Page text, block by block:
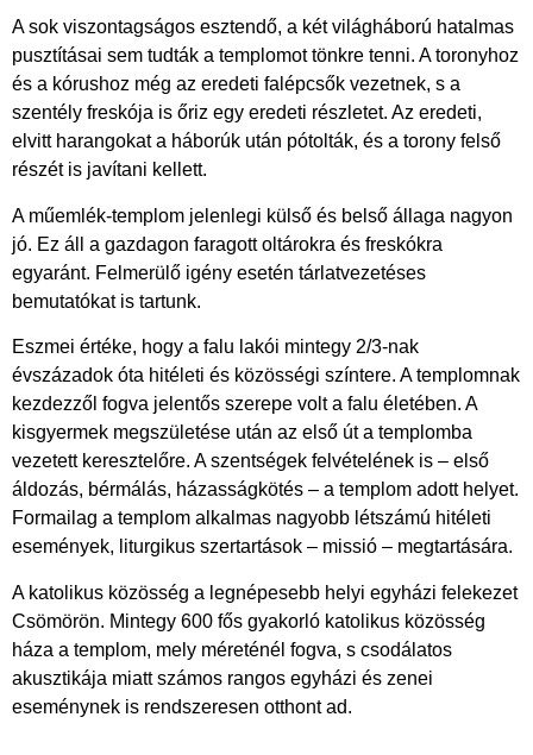
A sok viszontagságos esztendő, a két világháború hatalmas
pusztításai sem tudták a templomot tönkre tenni. A toronyhoz
és a kórushoz még az eredeti falépcsők vezetnek, s a
szentély freskója is őriz egy eredeti részletet. Az eredeti,
elvitt harangokat a háborúk után pótolták, és a torony felső
részét is javítani kellett.
A műemlék-templom jelenlegi külső és belső állaga nagyon
jó. Ez áll a gazdagon faragott oltárokra és freskókra
egyaránt. Felmerülő igény esetén tárlatvezetéses
bemutatókat is tartunk.
Eszmei értéke, hogy a falu lakói mintegy 2/3-nak
évszázadok óta hitéleti és közösségi színtere. A templomnak
kezdezzől fogva jelentős szerepe volt a falu életében. A
kisgyermek megszületése után az első út a templomba
vezetett keresztelőre. A szentségek felvételének is – első
áldozás, bérmálás, házasságkötés – a templom adott helyet.
Formailag a templom alkalmas nagyobb létszámú hitéleti
események, liturgikus szertartások – missió – megtartására.
A katolikus közösség a legnépesebb helyi egyházi felekezet
Csömörön. Mintegy 600 fős gyakorló katolikus közösség
háza a templom, mely méreténél fogva, s csodálatos
akusztikája miatt számos rangos egyházi és zenei
eseménynek is rendszeresen otthont ad.